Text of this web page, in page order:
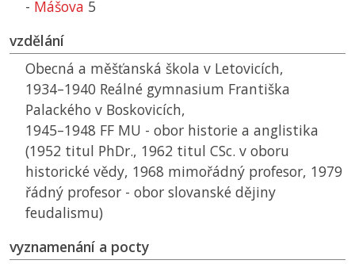
- Mášova 5
vzdělání
Obecná a měšťanská škola v Letovicích,
1934–1940 Reálné gymnasium Františka
Palackého v Boskovicích,
1945–1948 FF MU - obor historie a anglistika
(1952 titul PhDr., 1962 titul CSc. v oboru
historické vědy, 1968 mimořádný profesor, 1979
řádný profesor - obor slovanské dějiny
feudalismu)
vyznamenání a pocty